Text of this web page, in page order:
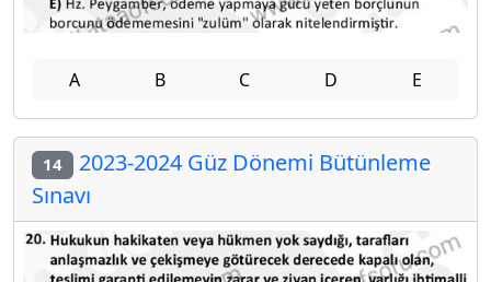
A B C D E
14 2023-2024 Güz Dönemi Bütünleme
Sınavı